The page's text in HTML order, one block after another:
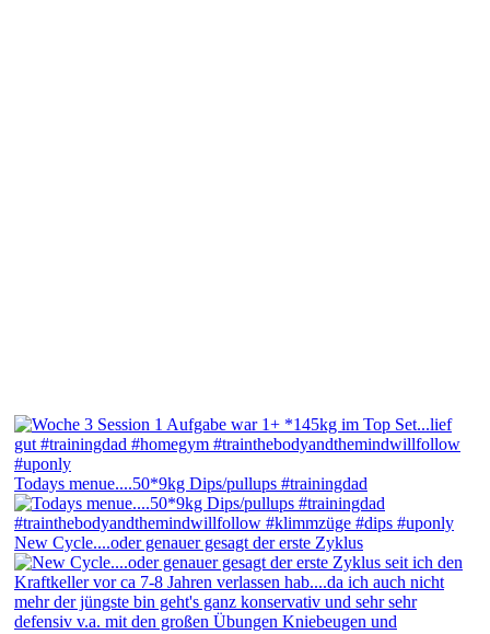
Todays menue....50*9kg Dips/pullups #trainingdad
New Cycle....oder genauer gesagt der erste Zyklus